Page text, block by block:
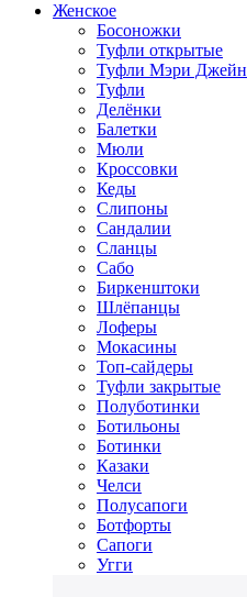
Женское
Босоножки
Туфли открытые
Туфли Мэри Джейн
Туфли
Делёнки
Балетки
Мюли
Кроссовки
Кеды
Слипоны
Сандалии
Сланцы
Сабо
Биркенштоки
Шлёпанцы
Лоферы
Мокасины
Топ-сайдеры
Туфли закрытые
Полуботинки
Ботильоны
Ботинки
Казаки
Челси
Полусапоги
Ботфорты
Сапоги
Угги